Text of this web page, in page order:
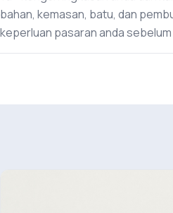
bahan, kemasan, batu, dan
keperluan pasaran anda